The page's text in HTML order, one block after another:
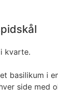
kvarte.
basilikum i
side med